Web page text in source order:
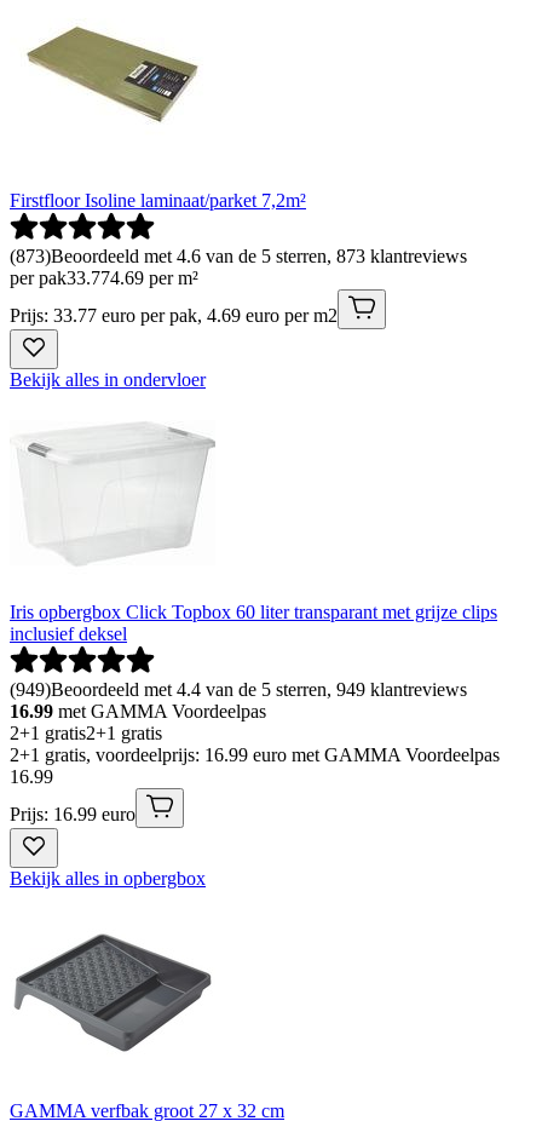
Firstfloor Isoline laminaat/parket 7,2m²
(873)Beoordeeld met 4.6 van de 5 sterren, 873 klantreviews
per pak33.774.69 per m²
Prijs: 33.77 euro per pak, 4.69 euro per m2
Bekijk alles in ondervloer
Iris opbergbox Click Topbox 60 liter transparant met grijze clips
inclusief deksel
(949)Beoordeeld met 4.4 van de 5 sterren, 949 klantreviews
16.99 met GAMMA Voordeelpas
2+1 gratis2+1 gratis
2+1 gratis, voordeelprijs: 16.99 euro met GAMMA Voordeelpas
16.99
Prijs: 16.99 euro
Bekijk alles in opbergbox
GAMMA verfbak groot 27 x 32 cm